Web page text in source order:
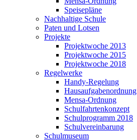
Speisepläne
Nachhaltige Schule
Paten und Lotsen
Projekte
Projektwoche 2013
Projektwoche 2015
Projektwoche 2018
Regelwerke
Handy-Regelung
Hausaufgabenordnung
Mensa-Ordnung
Schulfahrtenkonzept
Schulprogramm 2018
Schulvereinbarung
Schulmuseum